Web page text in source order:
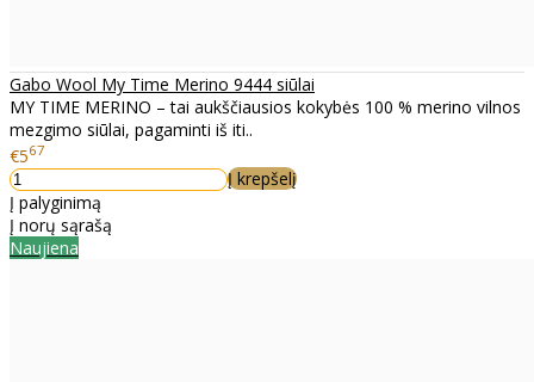
Gabo Wool My Time Merino 9444 siūlai
MY TIME MERINO – tai aukščiausios kokybės 100 % merino vilnos
mezgimo siūlai, pagaminti iš iti..
€567
Į krepšelį
Į palyginimą
Į norų sąrašą
Naujiena